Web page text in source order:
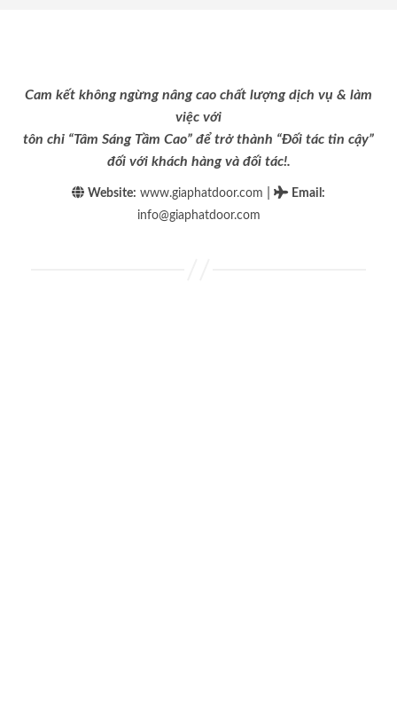
Cam kết không ngừng nâng cao chất lượng dịch vụ & làm
việc với
tôn chỉ “Tâm Sáng Tầm Cao” để trở thành “Đối tác tin cậy”
đối với khách hàng và đối tác!.
Website: www.giaphatdoor.com Email :
info@giaphatdoor.com